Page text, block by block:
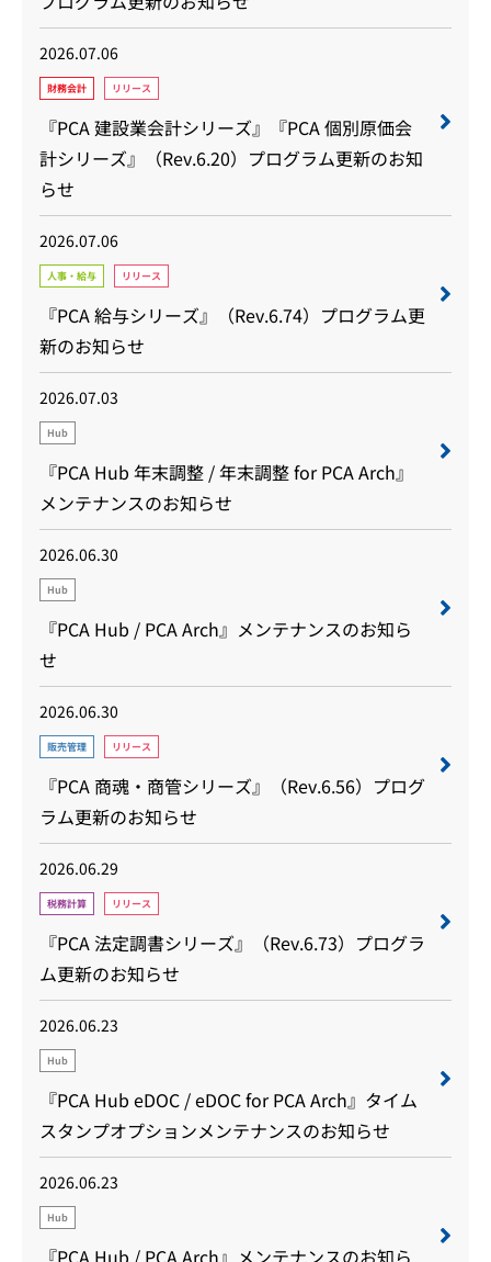
2026.07.06
財務会計 リリース
『PCA 建設業会計シリーズ』『PCA 個別原価会
計シリーズ』（Rev.6.20）プログラム更新のお知
らせ
2026.07.06
人事・給与 リリース
『PCA 給与シリーズ』（Rev.6.74）プログラム更
新のお知らせ
2026.07.03
Hub
『PCA Hub 年末調整 / 年末調整 for PCA Arch』
メンテナンスのお知らせ
2026.06.30
Hub
『PCA Hub / PCA Arch』メンテナンスのお知ら
せ
2026.06.30
販売管理 リリース
『PCA 商魂・商管シリーズ』（Rev.6.56）プログ
ラム更新のお知らせ
2026.06.29
税務計算 リリース
『PCA 法定調書シリーズ』（Rev.6.73）プログラ
ム更新のお知らせ
2026.06.23
Hub
『PCA Hub eDOC / eDOC for PCA Arch』タイム
スタンプオプションメンテナンスのお知らせ
2026.06.23
Hub
『PCA Hub / PCA Arch』メンテナンスのお知ら